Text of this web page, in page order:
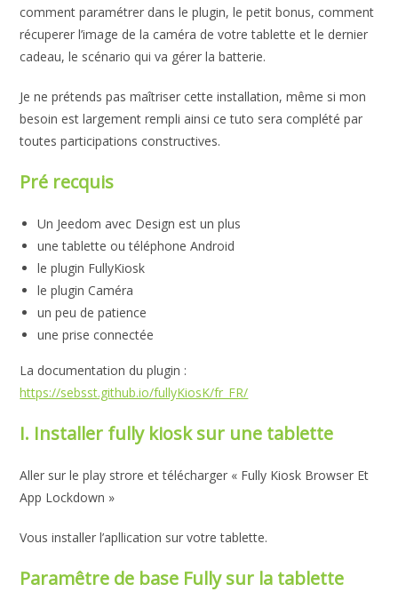
comment paramétrer dans le plugin, le petit bonus, comment
récuperer l’image de la caméra de votre tablette et le dernier
cadeau, le scénario qui va gérer la batterie.
Je ne prétends pas maîtriser cette installation, même si mon
besoin est largement rempli ainsi ce tuto sera complété par
toutes participations constructives.
Pré recquis
Un Jeedom avec Design est un plus
une tablette ou téléphone Android
le plugin FullyKiosk
le plugin Caméra
un peu de patience
une prise connectée
La documentation du plugin :
https://sebsst.github.io/fullyKiosK/fr_FR/
I. Installer fully kiosk sur une tablette
Aller sur le play strore et télécharger « Fully Kiosk Browser Et
App Lockdown »
Vous installer l’apllication sur votre tablette.
Paramêtre de base Fully sur la tablette